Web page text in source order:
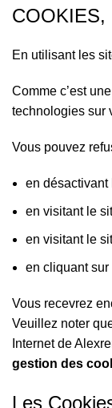
COOKIES,
En utilisant les
Comme c’est
technologies sur
Vous pouvez
en désactivant
en visitant le
en visitant le
en cliquant
Vous recevrez
Veuillez noter
Internet de
gestion des
Les